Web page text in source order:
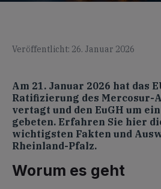
Veröffentlicht: 26. Januar 2026
Am 21. Januar 2026 hat das
Ratifizierung des Mercosur-
vertagt und den EuGH um
gebeten. Erfahren Sie hier
wichtigsten Fakten und
Rheinland-Pfalz.
Worum es geht